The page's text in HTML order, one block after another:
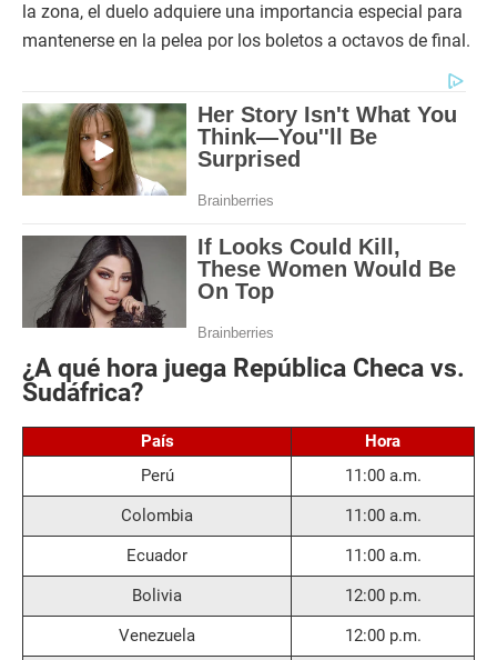
la zona, el duelo adquiere una importancia especial para
mantenerse en la pelea por los boletos a octavos de final.
¿A qué hora juega República Checa vs.
Sudáfrica?
País
Hora
Perú
11:00 a.m.
Colombia
11:00 a.m.
Ecuador
11:00 a.m.
Bolivia
12:00 p.m.
Venezuela
12:00 p.m.